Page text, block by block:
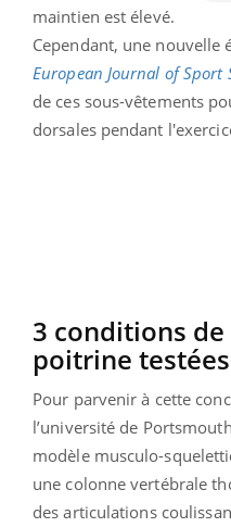
maintien est élevé.
Cependant, une nouvelle
European Journal of Sport
de ces sous-vêtements
dorsales pendant
3 conditions
poitrine testées
Pour parvenir à cette
l’université de
modèle musculo-
une colonne vertébrale
des articulations